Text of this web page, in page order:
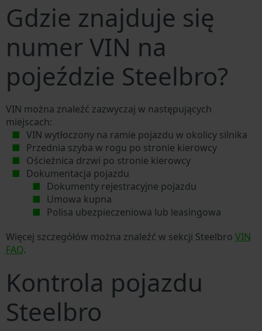
Gdzie znajduje się
numer VIN na
pojeździe Steelbro?
VIN można znaleźć zazwyczaj w następujących
miejscach:
VIN wytłoczony na ramie pojazdu w okolicy silnika
Przednia szyba w rogu po stronie kierowcy
Ościeżnica drzwi po stronie kierowcy
Dokumentacja pojazdu
Dokumenty rejestracyjne pojazdu
Umowa kupna
Polisa ubezpieczeniowa lub leasingowa
Więcej szczegółów można znaleźć w sekcji Steelbro VIN
FAQ.
Kontrola pojazdu
Steelbro